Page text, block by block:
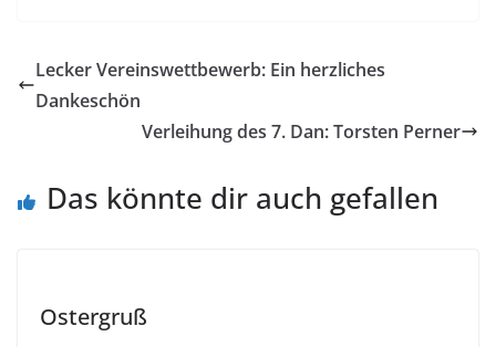
Lecker Vereinswettbewerb: Ein herzliches
Dankeschön
Verleihung des 7. Dan: Torsten Perner
Das könnte dir auch gefallen
Ostergruß